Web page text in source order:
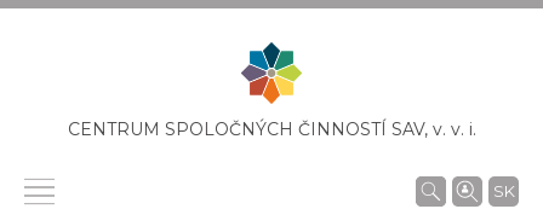
CENTRUM SPOLOČNÝCH ČINNOSTÍ SAV, v. v. i.
SK